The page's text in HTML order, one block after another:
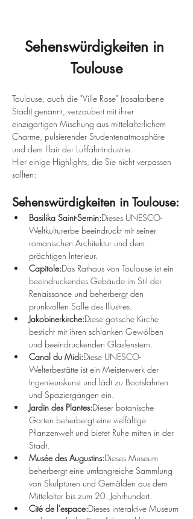
Sehenswürdigkeiten in
Toulouse
Toulouse, auch die "Ville Rose" (rosafarbene
Stadt) genannt, verzaubert mit ihrer
einzigartigen Mischung aus mittelalterlichem
Charme, pulsierender Studentenatmosphäre
und dem Flair der Luftfahrtindustrie.
Hier einige Highlights, die Sie nicht verpassen
sollten:
Sehenswürdigkeiten in Toulouse:
Basilika Saint-Sernin:Dieses UNESCO-
Weltkulturerbe beeindruckt mit seiner
romanischen Architektur und dem
prächtigen Interieur.
Capitole:Das Rathaus von Toulouse ist ein
beeindruckendes Gebäude im Stil der
Renaissance und beherbergt den
prunkvollen Salle des Illustres.
Jakobinerkirche:Diese gotische Kirche
besticht mit ihren schlanken Gewölben
und beeindruckenden Glasfenstern.
Canal du Midi:Diese UNESCO-
Welterbestätte ist ein Meisterwerk der
Ingenieurskunst und lädt zu Bootsfahrten
und Spaziergängen ein.
Jardin des Plantes:Dieser botanische
Garten beherbergt eine vielfältige
Pflanzenwelt und bietet Ruhe mitten in der
Stadt.
Musée des Augustins:Dieses Museum
beherbergt eine umfangreiche Sammlung
von Skulpturen und Gemälden aus dem
Mittelalter bis zum 20. Jahrhundert.
Cité de l'espace:Dieses interaktive Museum